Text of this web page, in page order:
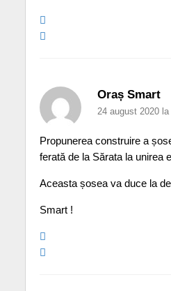
Oraș Smart
24 august 2020 la
Propunerea construire a
ferată de la Sărata la unirea
Aceasta șosea va duce la
Smart !